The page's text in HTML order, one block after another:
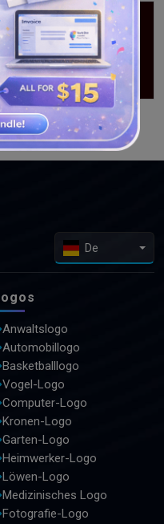
ANSEHEN
De
Anwaltslogo
Automobillogo
Basketballlogo
Vogel-Logo
Computer-Logo
Kronen-Logo
Garten-Logo
Heimwerker-Logo
Löwen-Logo
Medizinisches Logo
Fotografie-Logo